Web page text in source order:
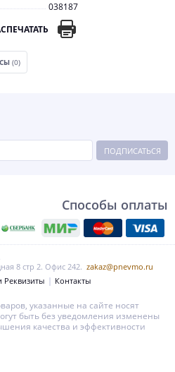
038187
(0)
ПОДПИСАТЬСЯ
Способы оплаты
8 стр 2. Офис 242. zakaz@pnevmo.ru
Реквизиты Контакты
указанные на сайте носят
быть без уведомления изменены
качества и эффективности